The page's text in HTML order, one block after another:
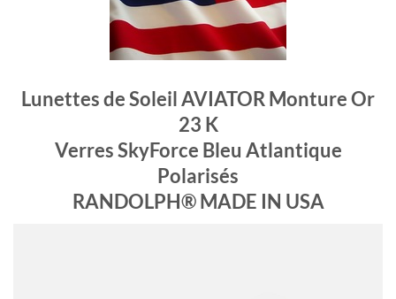
Lunettes de Soleil AVIATOR Monture Or
23 K
Verres SkyForce Bleu Atlantique
Polarisés
RANDOLPH® MADE IN USA